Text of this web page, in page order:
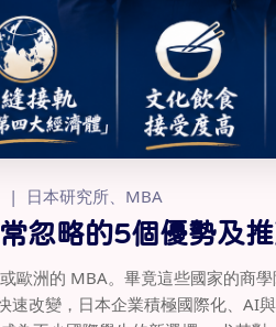
日本研究所、MBA
忽略的5個優勢及
歐洲的 MBA。畢竟這些國家的商
改變，日本企業積極國際化、AI